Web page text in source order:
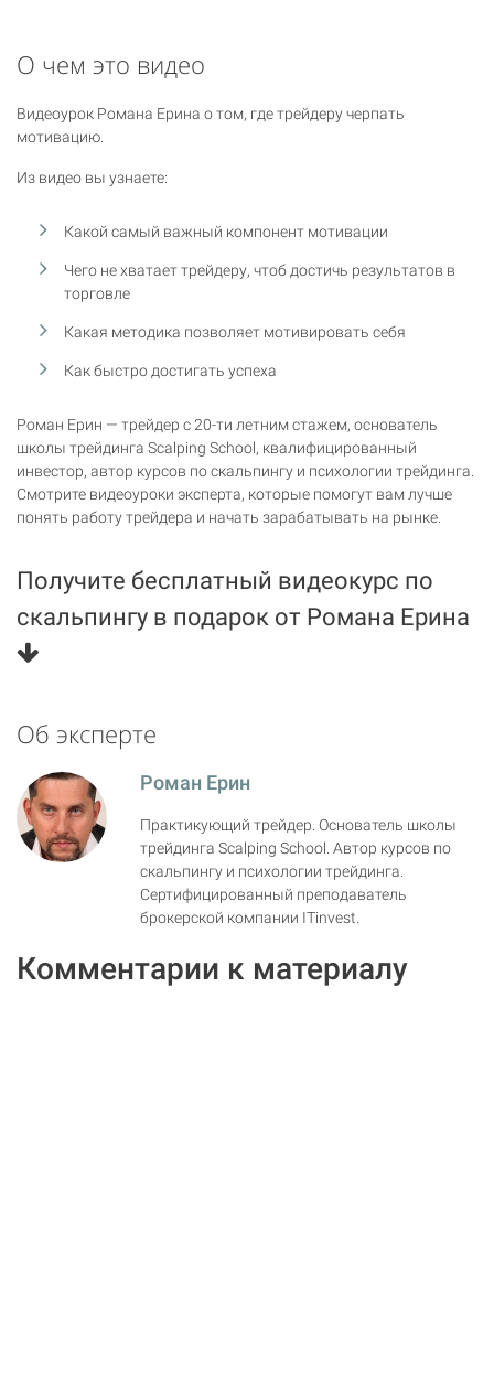
О чем это видео
Видеоурок Романа Ерина о том, где трейдеру черпать
мотивацию.
Из видео вы узнаете:
Какой самый важный компонент мотивации
Чего не хватает трейдеру, чтоб достичь результатов в
торговле
Какая методика позволяет мотивировать себя
Как быстро достигать успеха
Роман Ерин — трейдер с 20-ти летним стажем, основатель
школы трейдинга Scalping School, квалифицированный
инвестор, автор курсов по скальпингу и психологии трейдинга.
Смотрите видеоуроки эксперта, которые помогут вам лучше
понять работу трейдера и начать зарабатывать на рынке.
Получите бесплатный видеокурс по
скальпингу в подарок от Романа Ерина
Об эксперте
Роман Ерин
Практикующий трейдер. Основатель школы
трейдинга Scalping School. Автор курсов по
скальпингу и психологии трейдинга.
Сертифицированный преподаватель
брокерской компании ITinvest.
Комментарии к материалу